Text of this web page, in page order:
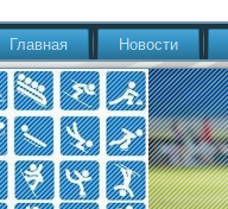
Главная Новости